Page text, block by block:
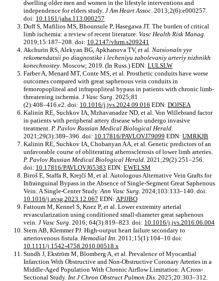
dwelling older men and women in the lifestyle interventions and
independence for elders study. J Am Heart Assoc. 2013;2(6):e000257.
doi: 10.1161/jaha.113.000257
Duff S, Mafilios MS, Bhounsule P, Hasegawa JT. The burden of critical
limb ischemia: a review of recent literature. Vasc Health Risk Manag.
2019;15:187–208. doi: 10.2147/vhrm.s209241
Akchurin RS, Alekyan BG, Apkhanova TV, et al. Natsionaln·yye
rekomendatsii po diagnostike i lecheniyu zabolevaniy arteriy nizhnikh
konechnostey. Moscow; 2019. (In Russ.) EDN: LULSLW
Farber A, Menard MT, Conte MS, et al. Prosthetic conduits have worse
outcomes compared with great saphenous vein conduits in
femoropopliteal and infrapopliteal bypass in patients with chronic limb-
threatening ischemia. J Vasc Surg. 2025;81
(2):408–416.e2. doi: 10.1016/j.jvs.2024.09.016 EDN: DOJSEA
Kalinin RE, Suchkov IA, Mzhavanadze ND, et al. Von Willebrand factor
in patients with peripheral artery disease who undergo invasive
treatment. P. Pavlov Russian Medical Biological Herald.
2021;29(3):389–396. doi: 10.17816/PAVLOVJ79099 EDN: UMRKJB
Kalinin RE, Suchkov IA, Chobanyan AA, et al. Genetic predictors of an
unfavorable course of obliterating atherosclerosis of lower limb arteries.
P. Pavlov Russian Medical Biological Herald. 2021;29(2):251–256.
doi: 10.17816/PAVLOVJ65383 EDN: EWELSM
Biroš E, Staffa R, Krejčí M, et al. Autologous Alternative Vein Grafts for
Infrainguinal Bypass in the Absence of Single-Segment Great Saphenous
Vein: A Single-Center Study.Ann Vasc Surg. 2024;103:133–140. doi:
10.1016/j.avsg.2023.12.067 EDN: APJJBO
Fattoum M, Kennel S, Knez P, et al. Lower extremity arterial
revascularization using conditioned small-diameter great saphenous
vein. J Vasc Surg. 2016; 64(3):819–823. doi: 10.1016/j.jvs.2016.06.004
Stern AB, Klemmer PJ. High-output heart failure secondary to
arteriovenous fistula. Hemodial Int. 2011;15(1):104–10 doi:
10.1111/j.1542-4758.2010.00518.x
Sundh J, Ekström M, Blomberg A, et al. Prevalence of Myocardial
Infarction With Obstructive and Non-Obstructive Coronary Arteries in a
Middle-Aged Population With Chronic Airflow Limitation: A Cross-
Sectional Study. Int J Chron Obstruct Pulmon Dis. 2025;20:303–312.